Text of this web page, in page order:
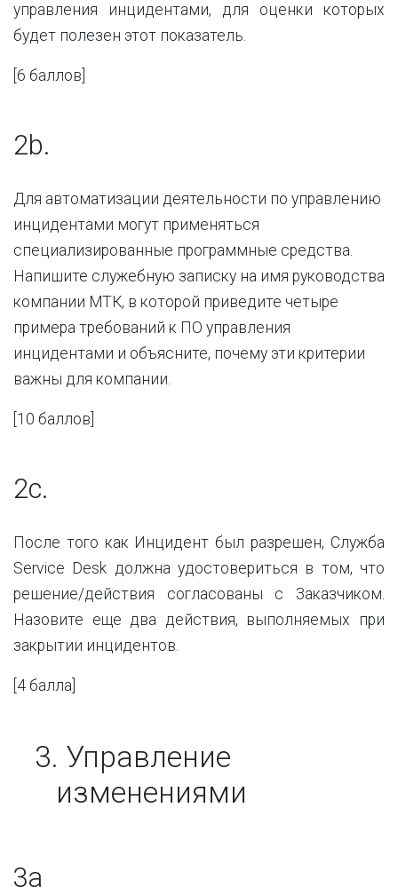
управления инцидентами, для оценки которых
будет полезен этот показатель.
6 баллов
2b.
Для автоматизации деятельности по управлению
инцидентами могут применяться
специализированные программные средства.
Напишите служебную записку на имя руководства
компании МТК, в которой приведите четыре
примера требований к ПО управления
инцидентами и объясните, почему эти критерии
важны для компании.
10 баллов
2с.
После того как Инцидент был разрешен, Служба
Service Desk должна удостовериться в том, что
решение/действия согласованы с Заказчиком.
Назовите еще два действия, выполняемых при
закрытии инцидентов.
[4 балла
3. Управление
изменениями
3a